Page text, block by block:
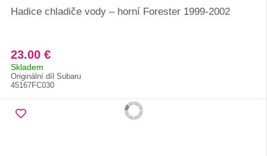
Hadice chladiče vody – horní Forester 1999-2002
23.00 €
Skladem
Originální díl Subaru
45167FC030